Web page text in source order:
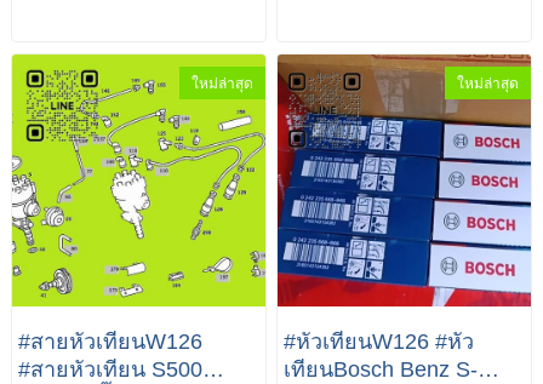
ใหม่ล่าสุด
#สายหัวเทียนW126
#สายหัวเทียน S500
ใหม่ล่าสุด
#หัวเทียนW126 #หัว
เทียนBosch Benz S-